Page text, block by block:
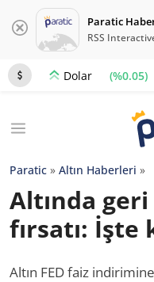
Paratic
RSS
Dolar (%0.05)
Paratic » Altın Haberleri »
Altında
fırsatı:
Altın FED faiz